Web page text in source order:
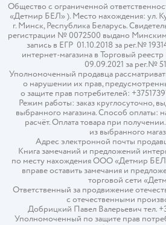
Общество с ограниченной
«Детмир БЕЛ» ). Место нахождения: ул.
г. Минск, Республика Беларусь.
регистрации № 0072500 выдано
запись в ЕГР 01.10.2018 за рег.№
интернет-магазина в Торговый
09.09.2021 за рег.№
Уполномоченный продавца
о нарушении их прав,
о защите прав потребителей:
Режим работы: заказ круглосуточно,
выбранного магазина. Способ оплаты:
расчёт. Оплата товара при
из выбранного
Адрес электронной почты
Книга замечаний и предложений
по месту нахождения ООО «Детмир
вправе оставить замечания и
торговой сети
Ответственный за продвижение
с отечественными
Добрицкий Павел Валерьевич тел.
Уполномоченный по защите прав